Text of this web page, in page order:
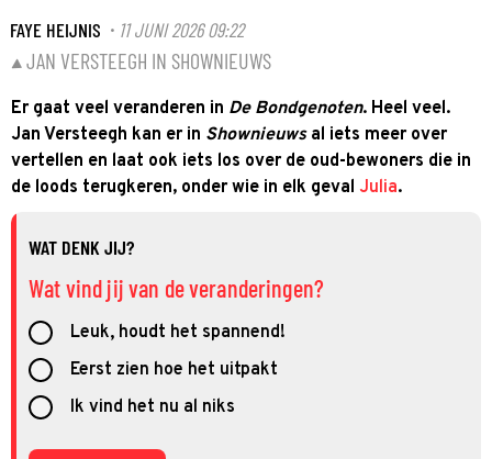
FAYE HEIJNIS · 11 JUNI 2026 09:22
JAN VERSTEEGH IN SHOWNIEUWS
Er gaat veel veranderen in De Bondgenoten. Heel veel.
Jan Versteegh kan er in Shownieuwsal iets meer over
vertellen en laat ook iets los over de oud-bewoners die in
de loods terugkeren, onder wie in elk geval Julia.
WAT DENK JIJ?
Wat vind jij van de veranderingen?
Leuk, houdt het spannend!
Eerst zien hoe het uitpakt
Ik vind het nu al niks